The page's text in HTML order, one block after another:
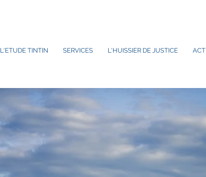
L'ETUDE TINTIN SERVICES L'HUISSIER DE JUSTICE
NOTRE ADRESSE